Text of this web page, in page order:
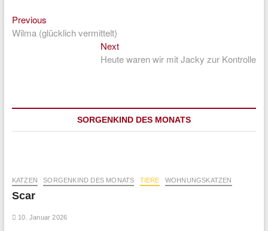
Beitragsnavigation
PreviousPrevious
post:
Wilma (glücklich vermittelt)
NextNext
post:
Heute waren wir mit Jacky zur Kontrolle
SORGENKIND DES MONATS
KATZEN SORGENKIND DES MONATS TIERE WOHNUNGSKATZEN
Scar
10. Januar 2026